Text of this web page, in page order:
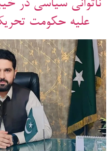
ناتوانی سیاسی در
علیه حکومت